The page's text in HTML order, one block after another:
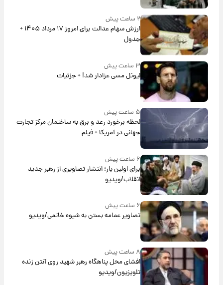
۲ ساعت پیش
ارزش سهام عدالت برای امروز ۱۷ مرداد ۱۴۰۵ +
جدول
۳ ساعت پیش
لیونل مسی عزادار شد! + جزئیات
۵ ساعت پیش
لحظه برخورد رعد و برق به ساختمان مرکز تجارت
جهانی در آمریکا + فیلم
۶ ساعت پیش
برای اولین بار؛ انتشار تصاویری از رهبر جدید
انقلاب/ویدیو
۶ ساعت پیش
تصاویر عمامه بستن به شیوه خاتمی/ویدیو
۸ ساعت پیش
افشای محل پناهگاه‌ رهبر شهید روی آنتن زنده
تلویزیون/ویدیو